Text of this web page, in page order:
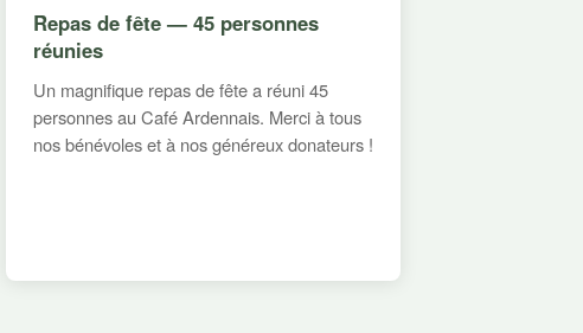
Repas de fête — 45 personnes
réunies
Un magnifique repas de fête a réuni 45
personnes au Café Ardennais. Merci à tous
nos bénévoles et à nos généreux donateurs !